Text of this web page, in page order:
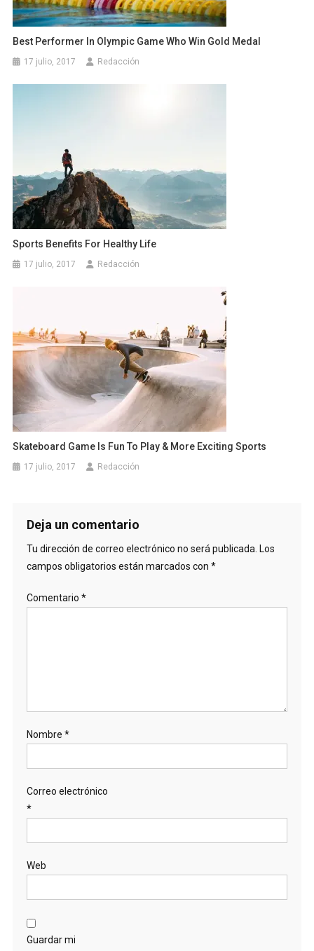
Best Performer In Olympic Game Who Win Gold Medal
17 julio, 2017 Redacción
Sports Benefits For Healthy Life
17 julio, 2017 Redacción
Skateboard Game Is Fun To Play & More Exciting Sports
17 julio, 2017 Redacción
Deja un comentario
Tu dirección de correo electrónico no será publicada. Los
campos obligatorios están marcados con *
Comentario *
Nombre *
Correo electrónico
*
Web
Guardar mi